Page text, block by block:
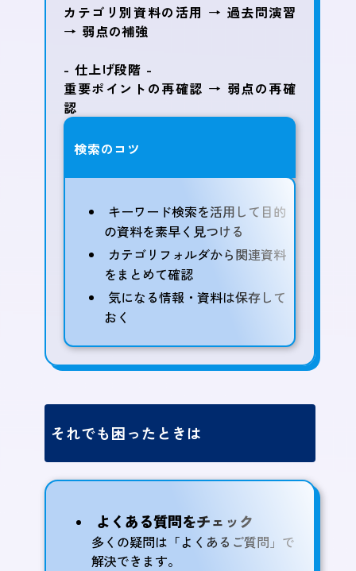
カテゴリ別資料の活用 → 過去問演習
→ 弱点の補強
- 仕上げ段階 -
重要ポイントの再確認 → 弱点の再確
認
検索のコツ
キーワード検索を活用して目的
の資料を素早く見つける
カテゴリフォルダから関連資料
をまとめて確認
気になる情報・資料は保存して
おく
それでも困ったときは
よくある質問をチェック
多くの疑問は「よくあるご質問」で
解決できます。